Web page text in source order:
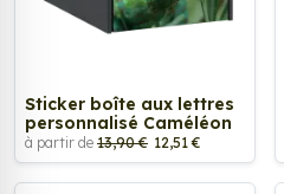
Sticker boîte aux lettres
personnalisé Caméléon
à partir de 13,90 € 12,51 €